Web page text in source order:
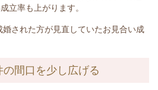
立率も上がります。
婚された方が見直していたお見合い成
間口を少し広げる